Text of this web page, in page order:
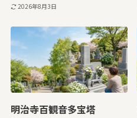
2026年8月3日
明治寺百観音多宝塔